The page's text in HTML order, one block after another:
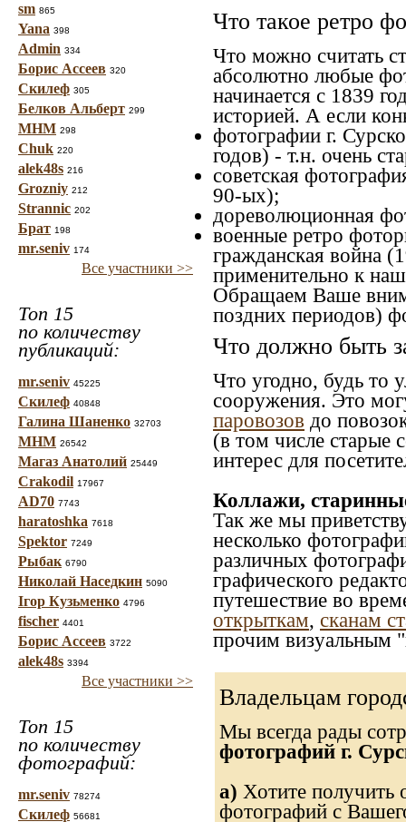
sm 865
Yana 398
Admin 334
Борис Ассеев 320
Скилеф 305
Белков Альберт 299
МНМ 298
Chuk 220
alek48s 216
Grozniy 212
Strannic 202
Брат 198
mr.seniv 174
Все участники >>
Топ 15
по количеству
публикаций:
mr.seniv 45225
Скилеф 40848
Галина Шаненко 32703
МНМ 26542
Магаз Анатолий 25449
Crakodil 17967
AD70 7743
haratoshka 7618
Spektor 7249
Рыбак 6790
Николай Наседкин 5090
Ігор Кузьменко 4796
fischer 4401
Борис Ассеев 3722
alek48s 3394
Все участники >>
Топ 15
по количеству
фотографий:
mr.seniv 78274
Скилеф 56681
Что такое ретро
Что можно считать
абсолютно любые
начинается с 1839
историей. А если
фотографии г.
годов) - т.н. очень
советская
90-ых);
дореволюционная
военные ретро
гражданская война
применительно к
Обращаем Ваше
поздних периодов)
Что должно быть
Что угодно, будь то
сооружения. Это
паровозов до
(в том числе старые
интерес для
Коллажи,
Так же мы
несколько
различных
графического
путешествие во
открыткам, сканам
прочим визуальным
Владельцам
Мы всегда рады
фотографий г.
а) Хотите получить
фотографий с